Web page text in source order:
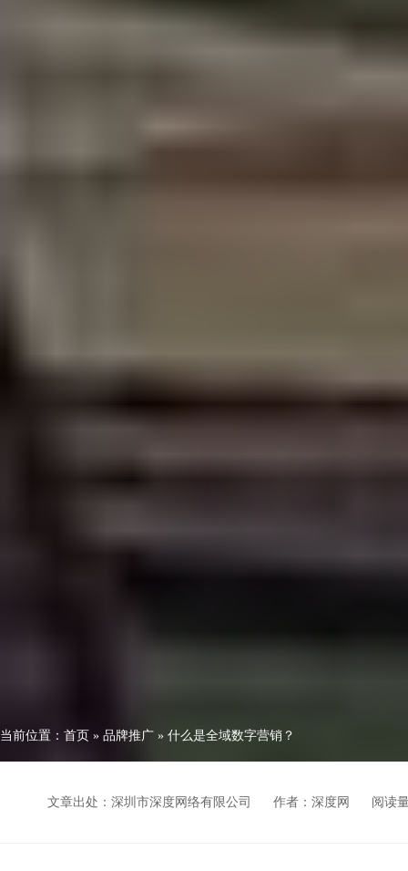
当前位置： 首页 » 品牌推广 » 什么是全域数字营销？
文章出处：深圳市深度网络有限公司 作者：深度网 阅读